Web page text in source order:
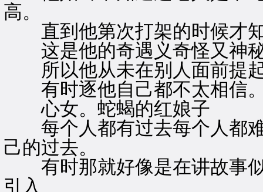
高。
直到他第次打架的时候才
这是他的奇遇义奇怪又神
所以他从未在别人面前提起
有时逐他自己都不太相信
心女。蛇蝎的红娘子
每个人都有过去每个人都难
己的过去。
有时那就好像是在讲故事似
引入